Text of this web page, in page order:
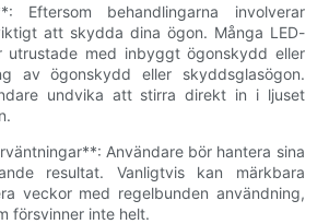
Eftersom behandlingarna involverar
att skydda dina ögon. Många LED-
utrustade med inbyggt ögonskydd eller
av ögonskydd eller skyddsglasögon.
undvika att stirra direkt in i ljuset
Användare bör hantera sina
resultat. Vanligtvis kan märkbara
veckor med regelbunden användning,
försvinner inte helt.